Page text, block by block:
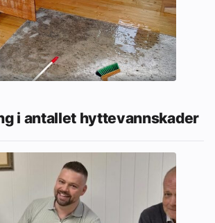
i antallet hyttevannskader